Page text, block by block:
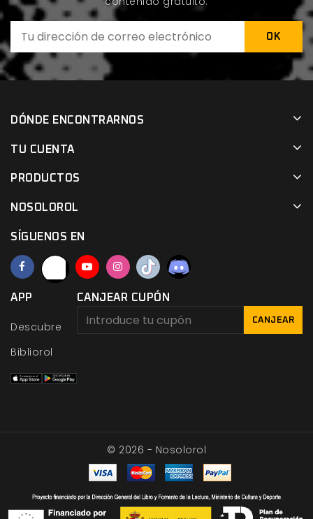
DÓNDE ENCONTRARNOS
TU CUENTA
PRODUCTOS
NOSOLOROL
SÍGUENOS EN
APP
Descubre
Bibliorol
CANJEAR CUPÓN
CANJEAR
© 2026 - Nosolorol